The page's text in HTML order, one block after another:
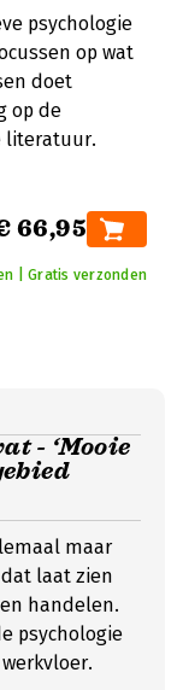
psychologie
op wat
doet
op de
literatuur.
66,95
| Gratis verzonden
- ‘Mooie
maar
laat zien
handelen.
psychologie